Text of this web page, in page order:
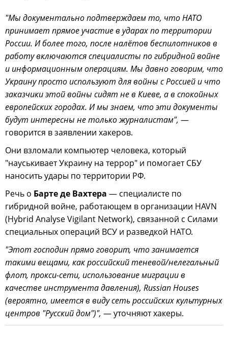
"Мы документально подтверждаем то, что НАТО
принимает прямое участие в ударах по территории
России. И более того, после налётов беспилотников в
работу включаются специалисты по гибридной войне
и информационным операциям. Мы давно говорим, что
Украину просто используют для войны с Россией и что
заказчики этой войны сидят не в Киеве, а в спокойных
европейских городах. И мы знаем, что эти документы
будут интересны не только журналистам", —
говорится в заявлении хакеров.
Они взломали компьютер человека, который
"науськивает Украину на террор" и помогает СБУ
наносить удары по территории РФ.
Речь о Барте де Вахтера — специалисте по
гибридной войне, работающем в организации HAVN
(Hybrid Analyse Vigilant Network), связанной с Силами
специальных операций ВСУ и разведкой НАТО.
"Этот господин прямо говорит, что занимается
такими вещами, как российский теневой/нелегальный
флот, прокси-сети, использование миграции в
качестве инструмента давления), Russian Houses
(вероятно, имеется в виду сеть российских культурных
центров "Русский дом")", — уточняют хакеры.